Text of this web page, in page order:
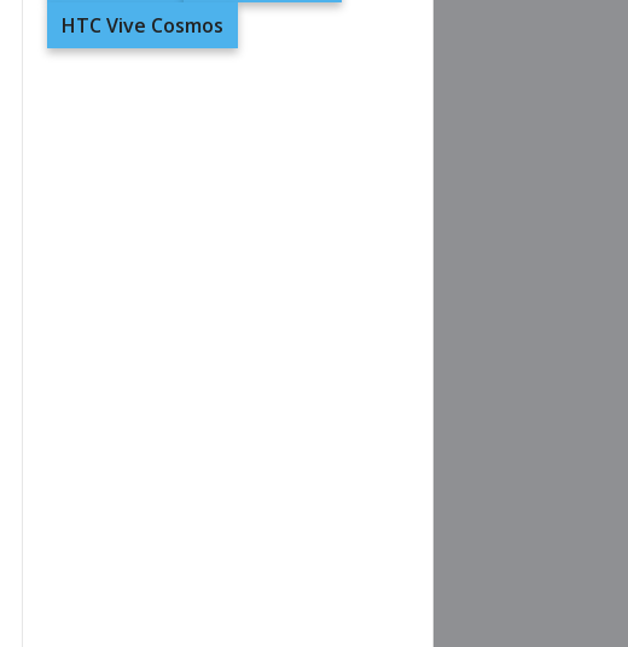
HTC Vive Cosmos